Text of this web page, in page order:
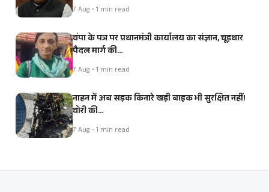
7 Aug • 1 min read
चंपा के पत्र पर प्रधानमंत्री कार्यालय का संज्ञान, चूड़धार
पैदल मार्ग की…
7 Aug • 1 min read
नाहन में अब सड़क किनारे खड़ी बाइक भी सुरक्षित नहीं!
चोरी की…
7 Aug • 1 min read